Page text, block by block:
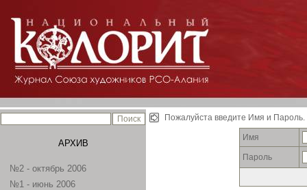
АРХИВ
№2 - октябрь 2006
№1 - июнь 2006
Пожалуйста введите Имя и Пароль.
Имя
Пароль